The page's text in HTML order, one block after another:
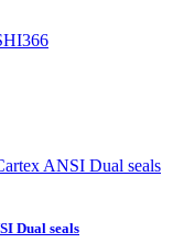
Dual seals